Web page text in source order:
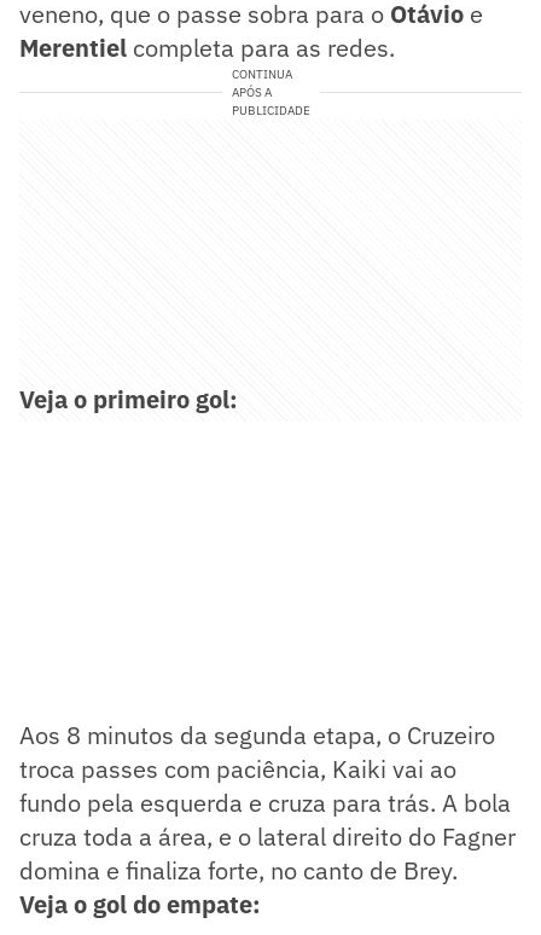
veneno, que o passe sobra para o Otávio e
Merentiel completa para as redes.
CONTINUA
APÓS A
PUBLICIDADE
Veja o primeiro gol:
Aos 8 minutos da segunda etapa, o Cruzeiro
troca passes com paciência, Kaiki vai ao
fundo pela esquerda e cruza para trás. A bola
cruza toda a área, e o lateral direito do Fagner
domina e finaliza forte, no canto de Brey.
Veja o gol do empate: